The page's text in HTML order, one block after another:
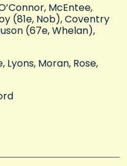
McEntee,
(81e, Nob), Coventry
(67e, Whelan),
Moran, Rose,